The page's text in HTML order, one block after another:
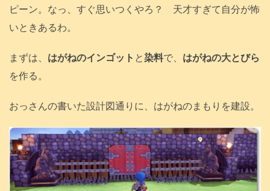
ピーン。なっ、すぐ思いつくやろ？ 天才すぎて自分が怖
いときあるわ。
まずは、 はがねのインゴット と染料で、 はがねの大とびら
を作る。
おっさんの書いた設計図通りに、はがねのまもりを建設。